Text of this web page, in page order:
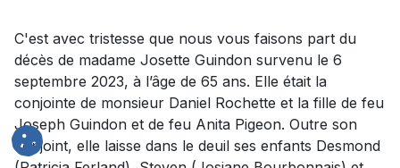
C'est avec tristesse que nous vous faisons part du
décès de madame Josette Guindon survenu le 6
septembre 2023, à l’âge de 65 ans. Elle était la
conjointe de monsieur Daniel Rochette et la fille de feu
Joseph Guindon et de feu Anita Pigeon. Outre son
conjoint, elle laisse dans le deuil ses enfants Desmond